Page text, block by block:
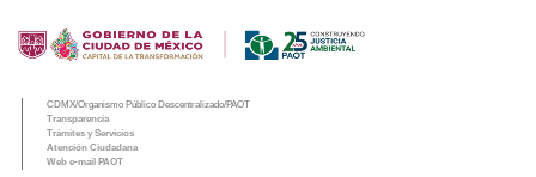
CDMX/Organismo Público Descentralizado/PAOT
Transparencia
Trámites y Servicios
Atención Ciudadana
Web e-mail PAOT